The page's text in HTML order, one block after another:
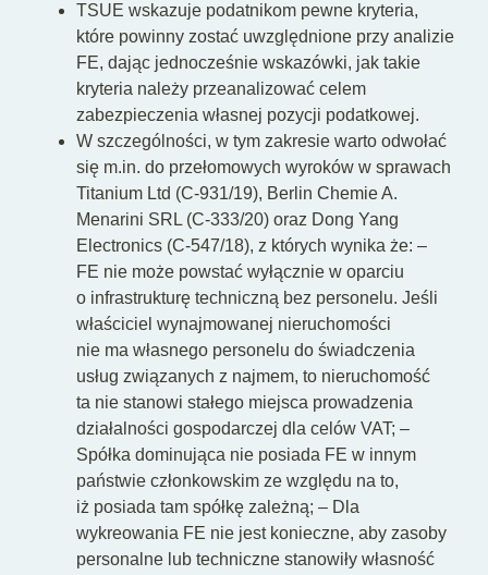
TSUE wskazuje podatnikom pewne kryteria,
które powinny zostać uwzględnione przy analizie
FE, dając jednocześnie wskazówki, jak takie
kryteria należy przeanalizować celem
zabezpieczenia własnej pozycji podatkowej.
W szczególności, w tym zakresie warto odwołać
się m.in. do przełomowych wyroków w sprawach
Titanium Ltd (C‑931/19), Berlin Chemie A.
Menarini SRL (C-333/20) oraz Dong Yang
Electronics (C‑547/18), z których wynika że: –
FE nie może powstać wyłącznie w oparciu
o infrastrukturę techniczną bez personelu. Jeśli
właściciel wynajmowanej nieruchomości
nie ma własnego personelu do świadczenia
usług związanych z najmem, to nieruchomość
ta nie stanowi stałego miejsca prowadzenia
działalności gospodarczej dla celów VAT; –
Spółka dominująca nie posiada FE w innym
państwie członkowskim ze względu na to,
iż posiada tam spółkę zależną; – Dla
wykreowania FE nie jest konieczne, aby zasoby
personalne lub techniczne stanowiły własność